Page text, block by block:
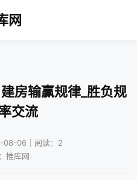
网
房输赢规律_胜负规
交流
08-06｜阅读：2
推库网